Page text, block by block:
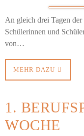
An gleich drei Tagen
Schülerinnen und
von…
MEHR DAZU
1.
WOCHE